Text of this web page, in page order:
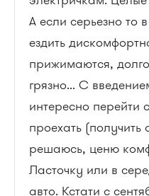
А если серьезно то
ездить
прижимаются,
грязно... С
интересно
проехать
решаюсь, ценю
Ласточку или в
авто. Кстати с